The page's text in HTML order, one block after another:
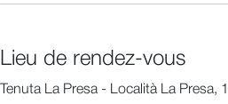
Lieu de rendez-vous
Tenuta La Presa - Località La Presa,